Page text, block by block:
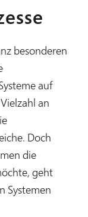
besonderen
auf
an
Doch
die
geht
Systemen